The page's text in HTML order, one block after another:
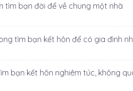
tìm bạn đời để về chung một nhà
tìm bạn kết hôn để có gia đình
bạn kết hôn nghiêm túc, không